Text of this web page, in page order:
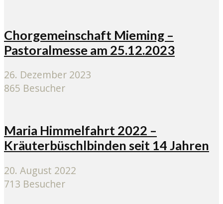
Chorgemeinschaft Mieming –
Pastoralmesse am 25.12.2023
26. Dezember 2023
865 Besucher
Maria Himmelfahrt 2022 –
Kräuterbüschlbinden seit 14 Jahren
20. August 2022
713 Besucher